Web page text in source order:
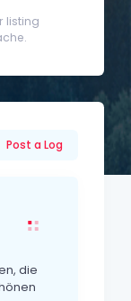
listing
Post a Log
die